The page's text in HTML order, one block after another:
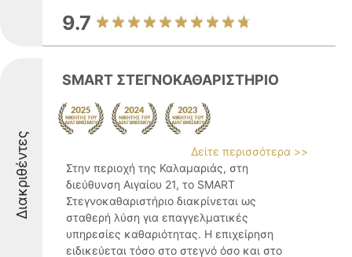
9.7
Διακριθέντες
SMART ΣΤΕΓΝΟΚΑΘΑΡΙΣΤΗΡΙΟ
Δείτε περισσότερα >>
Στην περιοχή της Καλαμαριάς, στη
διεύθυνση Αιγαίου 21, το SMART
Στεγνοκαθαριστήριο διακρίνεται ως
σταθερή λύση για επαγγελματικές
υπηρεσίες καθαριότητας. Η επιχείρηση
ειδικεύεται τόσο στο στεγνό όσο και στο